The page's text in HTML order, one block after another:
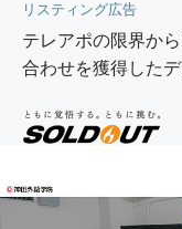
リスティング広告
テレアポの限界か
合わせを獲得した